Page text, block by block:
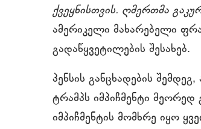
ქვეყნისთვის. ღმერთმა
ამერიკელი მახარებელი
გადაწყვეტილების შესახებ.
პენსის განცხადების
ტრამპს იმპიჩმენტი
იმპიჩმენტის მომხრე იყო